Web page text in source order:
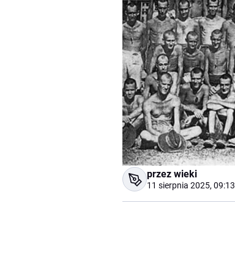
przez wieki
11 sierpnia 2025, 09:13